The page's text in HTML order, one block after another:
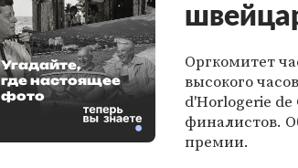
Оргкомитет
высокого
d'Horlogerie de
финалистов.
премии.
Угадайте,
где настоящее
фото